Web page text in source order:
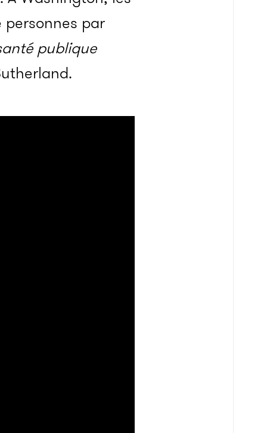
par
publique